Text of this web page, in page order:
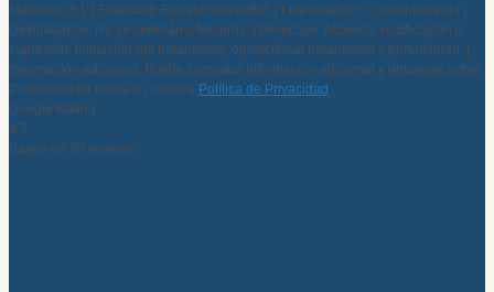
Marbella, S.L | Finalidad: Remitir newsletter. | Legitimación: Consentimiento |
Destinatarios: No se cederán o terceros. | Derechos: Accesos, rectificación o
supresión, limitación del tratamiento, oposición al tratamiento y portabilidad. |
Información adicional: Puede consultar información adicional y detallada sobre
Protección de datos en nuestro Política de Privacidad
Google Rating
4.7
Based on 20 reviews